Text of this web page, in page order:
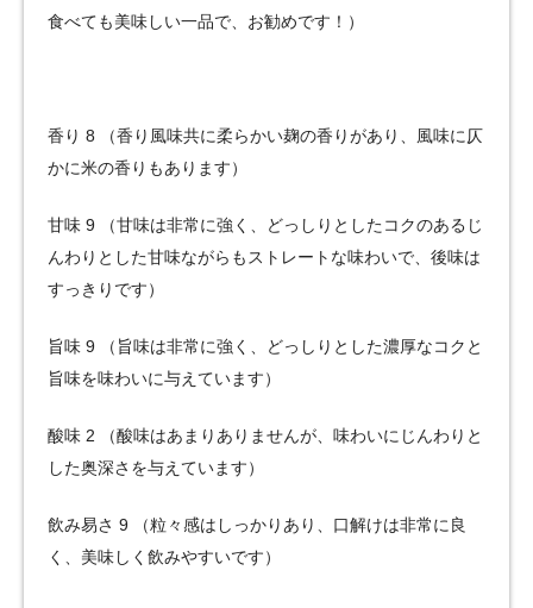
食べても美味しい一品で、お勧めです！）
香り 8 （香り風味共に柔らかい麹の香りがあり、風味に仄
かに米の香りもあります）
甘味 9 （甘味は非常に強く、どっしりとしたコクのあるじ
んわりとした甘味ながらもストレートな味わいで、後味は
すっきりです）
旨味 9 （旨味は非常に強く、どっしりとした濃厚なコクと
旨味を味わいに与えています）
酸味 2 （酸味はあまりありませんが、味わいにじんわりと
した奥深さを与えています）
飲み易さ 9 （粒々感はしっかりあり、口解けは非常に良
く、美味しく飲みやすいです）